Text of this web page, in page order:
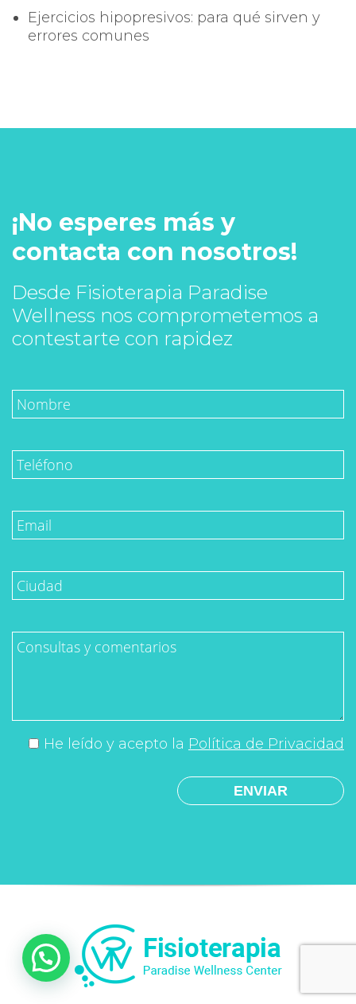
Ejercicios hipopresivos: para qué sirven y
errores comunes
¡No esperes más y
contacta con nosotros!
Desde Fisioterapia Paradise
Wellness nos comprometemos a
contestarte con rapidez
He leído y acepto la Política de Privacidad